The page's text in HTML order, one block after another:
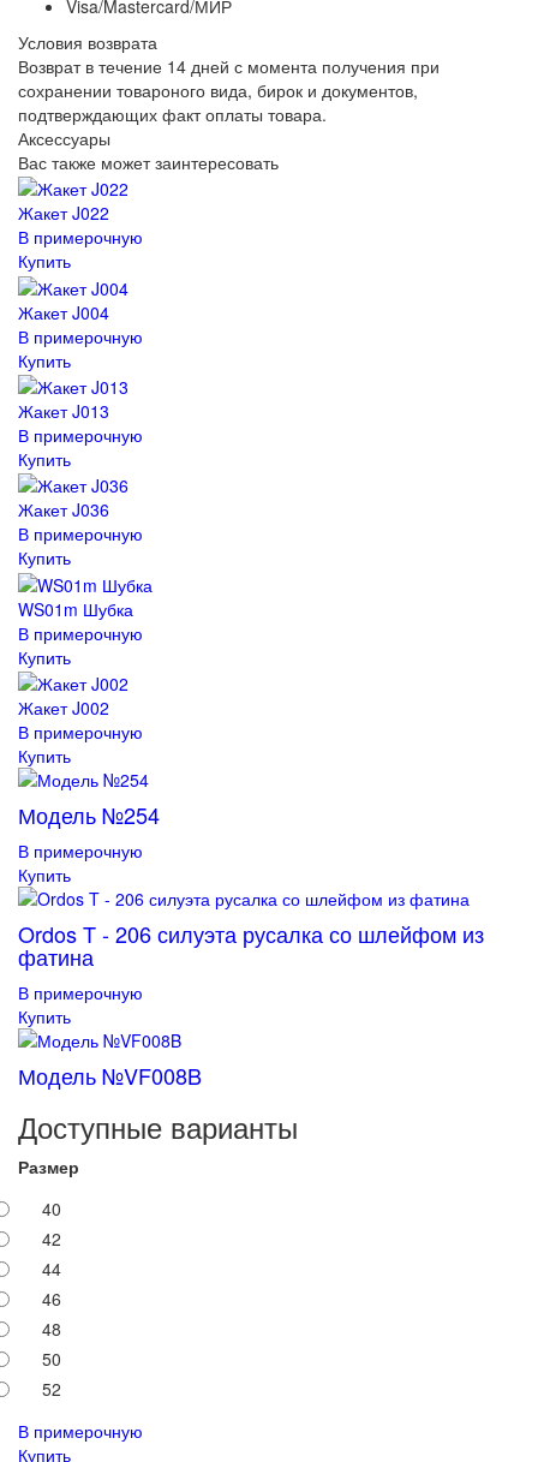
Visa/Mastercard/МИР
Условия возврата
Возврат в течение 14 дней с момента получения при
сохранении товароного вида, бирок и документов,
подтверждающих факт оплаты товара.
Аксессуары
Вас также может заинтересовать
Жакет J022
В примерочную
Купить
Жакет J004
В примерочную
Купить
Жакет J013
В примерочную
Купить
Жакет J036
В примерочную
Купить
WS01m Шубка
В примерочную
Купить
Жакет J002
В примерочную
Купить
Модель №254
В примерочную
Купить
Ordos T - 206 силуэта русалка со шлейфом из
фатина
В примерочную
Купить
Модель №VF008B
Доступные варианты
Размер
40
42
44
46
48
50
52
В примерочную
Купить